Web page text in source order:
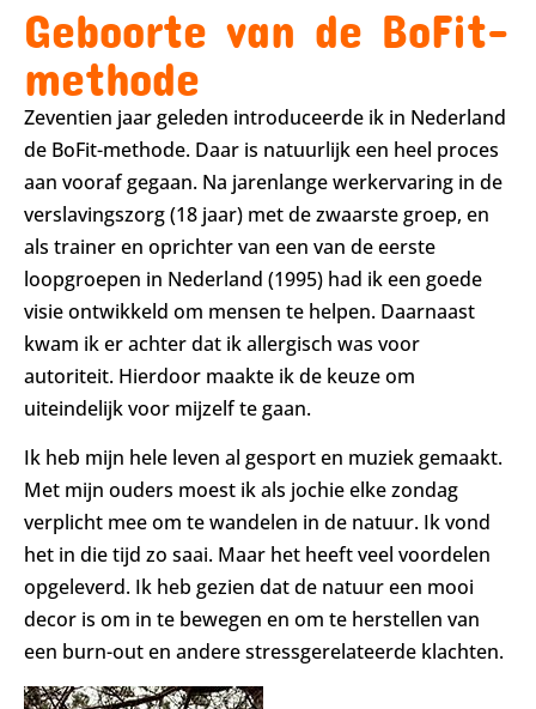
Geboorte van de BoFit-
methode
Zeventien jaar geleden introduceerde ik in Nederland
de BoFit-methode. Daar is natuurlijk een heel proces
aan vooraf gegaan. Na jarenlange werkervaring in de
verslavingszorg (18 jaar) met de zwaarste groep, en
als trainer en oprichter van een van de eerste
loopgroepen in Nederland (1995) had ik een goede
visie ontwikkeld om mensen te helpen. Daarnaast
kwam ik er achter dat ik allergisch was voor
autoriteit. Hierdoor maakte ik de keuze om
uiteindelijk voor mijzelf te gaan.
Ik heb mijn hele leven al gesport en muziek gemaakt.
Met mijn ouders moest ik als jochie elke zondag
verplicht mee om te wandelen in de natuur. Ik vond
het in die tijd zo saai. Maar het heeft veel voordelen
opgeleverd. Ik heb gezien dat de natuur een mooi
decor is om in te bewegen en om te herstellen van
een burn-out en andere stressgerelateerde klachten.